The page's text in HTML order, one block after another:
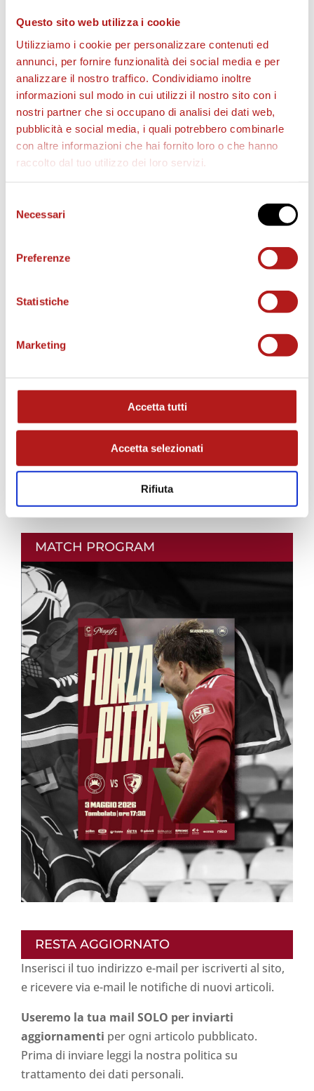
Questo sito web utilizza i cookie
Utilizziamo i cookie per personalizzare contenuti ed
annunci, per fornire funzionalità dei social media e per
analizzare il nostro traffico. Condividiamo inoltre
informazioni sul modo in cui utilizzi il nostro sito con i
nostri partner che si occupano di analisi dei dati web,
pubblicità e social media, i quali potrebbero combinarle
con altre informazioni che hai fornito loro o che hanno
raccolto dal tuo utilizzo dei loro servizi.
delNecessari
Preferenze
Statistiche
Marketing
Accetta tutti
Accetta selezionati
Rifiuta
BIGLIETTI
AS CITTADELLA STORE
MATCH PROGRAM
RESTA AGGIORNATO
Inserisci il tuo indirizzo e-mail per iscriverti al sito,
e ricevere via e-mail le notifiche di nuovi articoli.
Useremo la tua mail SOLO per inviarti
aggiornamenti per ogni articolo pubblicato.
Prima di inviare leggi la nostra politica su
trattamento dei dati personali.